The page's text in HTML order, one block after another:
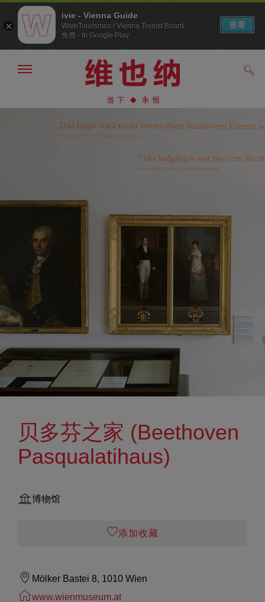
显
藏
贝多芬之家 (Beethoven
Pasqualatihaus)
博物馆
添加收藏
Mölker Bastei 8, 1010 Wien
www.wienmuseum.at
ivie - Vienna Guide
WienTourismus / Vienna Tourist Board
免费 - In Google Play
查看